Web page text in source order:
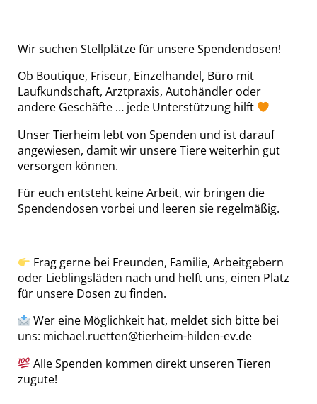
Wir suchen Stellplätze für unsere Spendendosen!
Ob Boutique, Friseur, Einzelhandel, Büro mit
Laufkundschaft, Arztpraxis, Autohändler oder
andere Geschäfte … jede Unterstützung hilft
Unser Tierheim lebt von Spenden und ist darauf
angewiesen, damit wir unsere Tiere weiterhin gut
versorgen können.
Für euch entsteht keine Arbeit, wir bringen die
Spendendosen vorbei und leeren sie regelmäßig.
Frag gerne bei Freunden, Familie, Arbeitgebern
oder Lieblingsläden nach und helft uns, einen Platz
für unsere Dosen zu finden.
Wer eine Möglichkeit hat, meldet sich bitte bei
uns: michael.ruetten@tierheim-hilden-ev.de
Alle Spenden kommen direkt unseren Tieren
zugute!